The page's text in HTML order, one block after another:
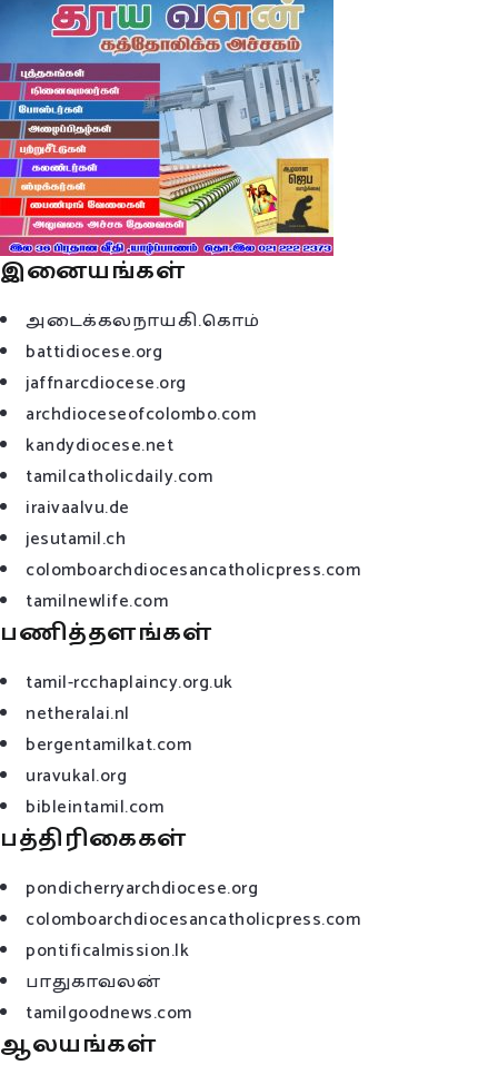
இனையங்கள்
அடைக்கலநாயகி.கொம்
battidiocese.org
jaffnarcdiocese.org
archdioceseofcolombo.com
kandydiocese.net
tamilcatholicdaily.com
iraivaalvu.de
jesutamil.ch
colomboarchdiocesancatholicpress.com
tamilnewlife.com
பணித்தளங்கள்
tamil-rcchaplaincy.org.uk
netheralai.nl
bergentamilkat.com
uravukal.org
bibleintamil.com
பத்திரிகைகள்
pondicherryarchdiocese.org
colomboarchdiocesancatholicpress.com
pontificalmission.lk
பாதுகாவலன்
tamilgoodnews.com
ஆலயங்கள்